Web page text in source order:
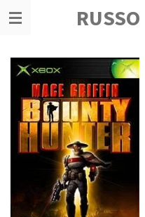
Ga
de
hoofdinhoud
RUSSO